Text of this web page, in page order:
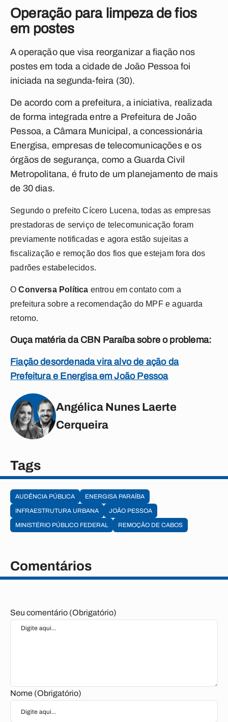
Operação para limpeza de fios
em postes
A operação que visa reorganizar a fiação nos
postes em toda a cidade de João Pessoa foi
iniciada na segunda-feira (30).
De acordo com a prefeitura, a iniciativa, realizada
de forma integrada entre a Prefeitura de João
Pessoa, a Câmara Municipal, a concessionária
Energisa, empresas de telecomunicações e os
órgãos de segurança, como a Guarda Civil
Metropolitana, é fruto de um planejamento de mais
de 30 dias.
Segundo o prefeito Cícero Lucena, todas as empresas
prestadoras de serviço de telecomunicação foram
previamente notificadas e agora estão sujeitas a
fiscalização e remoção dos fios que estejam fora dos
padrões estabelecidos.
OConversa Política entrou em contato com a
prefeitura sobre a recomendação do MPF e aguarda
retorno.
Ouça matéria da CBN Paraíba sobre o problema:
Fiação desordenada vira alvo de ação da
Prefeitura e Energisa em João Pessoa
Angélica Nunes Laerte
Cerqueira
Tags
AUDÊNCIA PÚBLICA
ENERGISA PARAÍBA
INFRAESTRUTURA URBANA
JOÃO PESSOA
MINISTÉRIO PÚBLICO FEDERAL
REMOÇÃO DE CABOS
Comentários
Seu comentário (Obrigatório)
Nome (Obrigatório)